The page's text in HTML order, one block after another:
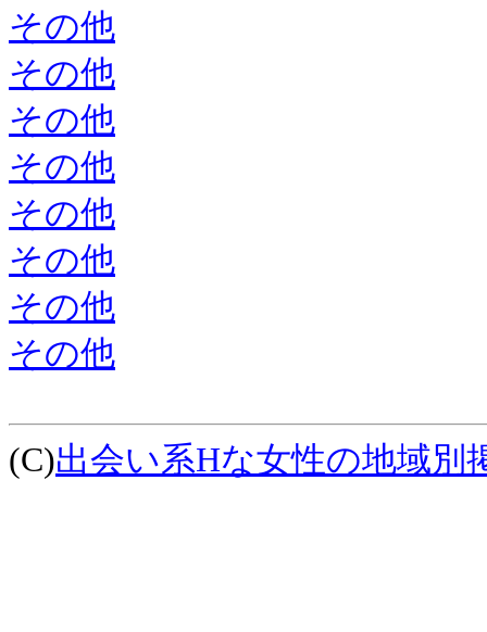
その他
その他
その他
その他
その他
その他
その他
その他
(C)出会い系Hな女性の地域別